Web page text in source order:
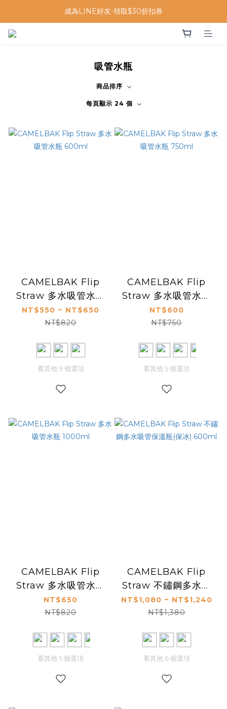
成為LINE好友-領取$30折扣券
吸管水瓶
商品排序
每頁顯示 24 個
CAMELBAK Flip
Straw 多水吸管水瓶
600ml
NT$550 ~ NT$650
NT$820
看其他 9 個選項
CAMELBAK Flip
Straw 多水吸管水瓶
750ml
NT$600
NT$750
看其他 5 個選項
CAMELBAK Flip
Straw 多水吸管水瓶
1000ml
NT$650
NT$820
看其他 5 個選項
CAMELBAK Flip
Straw 不鏽鋼多水吸
管保溫瓶(保冰)
600ml
NT$1,080 ~ NT$1,240
NT$1,380
看其他 6 個選項